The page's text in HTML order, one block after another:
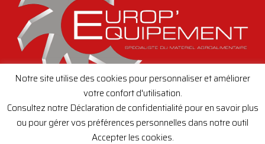
Creation de site internet,toutenimage.fr
Notre site utilise des cookies pour personnaliser et améliorer
votre confort d'utilisation.
Consultez notre Déclaration de confidentialité pour en savoir plus
ou pour gérer vos préférences personnelles dans notre outil
Accepter les cookies.